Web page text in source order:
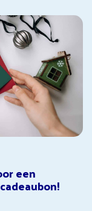
een